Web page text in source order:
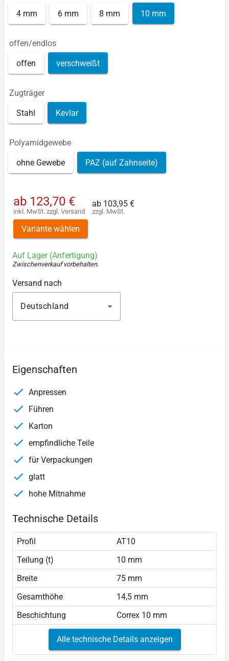
4 mm 6 mm 8 mm 10 mm
offen/endlos
offen verschweißt
Zugträger
Stahl Kevlar
Polyamidgewebe
ohne Gewebe PAZ (auf Zahnseite)
ab 123,70 €
inkl. MwSt. zzgl. Versand
ab 103,95 €
zzgl. MwSt.
Variante wählen
Auf Lager (Anfertigung)
Zwischenverkauf vorbehalten.
Versand nach
Deutschland
Eigenschaften
Anpressen
Führen
Karton
empfindliche Teile
für Verpackungen
glatt
hohe Mitnahme
Technische Details
Profil
AT10
Teilung (t)
10 mm
Breite
75 mm
Gesamthöhe
14,5 mm
Beschichtung
Correx 10 mm
Alle technische Details anzeigen